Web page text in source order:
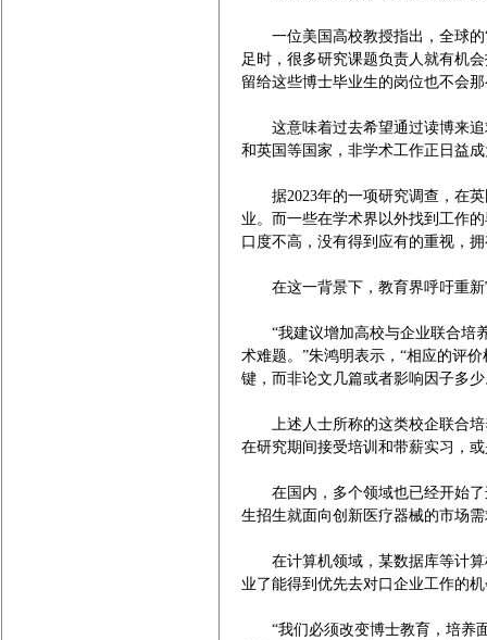
一位美国高校教授指出，全球的“
足时，很多研究课题负责人就有机
留给这些博士毕业生的岗位也不会
这意味着过去希望通过读博来追
和英国等国家，非学术工作正日益
据2023年的一项研究调查，在英
业。而一些在学术界以外找到工作
口度不高，没有得到应有的重视，
在这一背景下，教育界呼吁重新
“我建议增加高校与企业联合培养
术难题。”朱鸿明表示，“相应的评
键，而非论文几篇或者影响因子多少
上述人士所称的这类校企联合培
在研究期间接受培训和带薪实习，
在国内，多个领域也已经开始了
生招生就面向创新医疗器械的市场
在计算机领域，某数据库等计算
业了能得到优先去对口企业工作的
“我们必须改变博士教育，培养面